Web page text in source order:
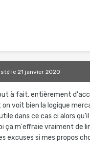
le 21 janvier 2020
à fait, entièrement
on voit bien la logique
dans ce cas ci alors
ça m'effraie vraiment de
excuses si mes propos